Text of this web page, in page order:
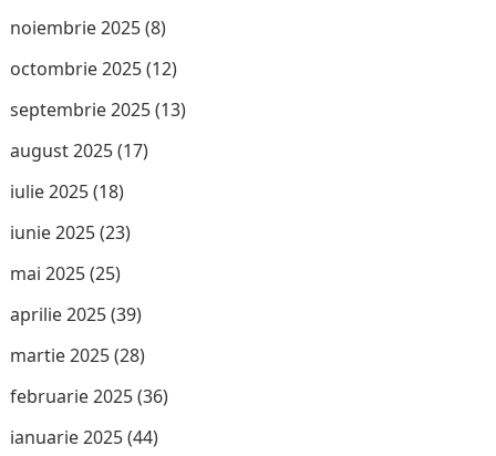
noiembrie 2025(8)
octombrie 2025(12)
septembrie 2025(13)
august 2025(17)
iulie 2025(18)
iunie 2025(23)
mai 2025(25)
aprilie 2025(39)
martie 2025(28)
februarie 2025(36)
ianuarie 2025(44)